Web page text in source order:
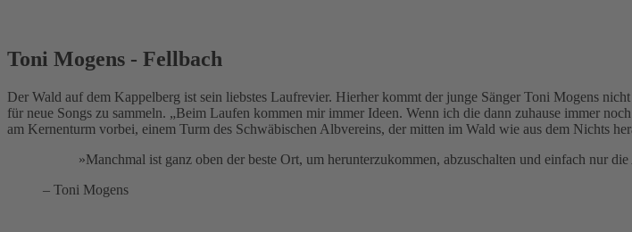
Toni Mogens - Fellbach
Der Wald auf dem Kappelberg ist sein liebstes Laufrevier. Hierher kommt der junge Sänger Toni Mogens
für neue Songs zu sammeln. „Beim Laufen kommen mir immer Ideen. Wenn ich die dann zuhause immer
am Kernenturm vorbei, einem Turm des Schwäbischen Albvereins, der mitten im Wald wie aus dem Nichts
»Manchmal ist ganz oben der beste Ort, um herunterzukommen, abzuschalten und einfach nur
– Toni Mogens